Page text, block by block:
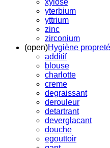
yterbium
yttrium
zinc
zirconium
(open)Hygiène
additif
blouse
charlotte
creme
degraissant
derouleur
detartrant
deverglacant
douche
egouttoir